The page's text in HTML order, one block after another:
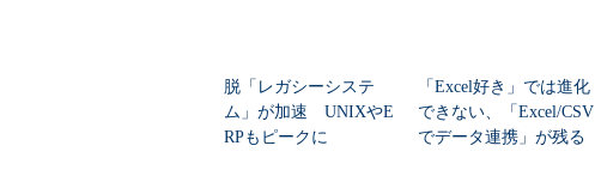
脱「レガシーシステ
ム」が加速 UNIXやE
RPもピークに
「Excel好き」では進化
できない、「Excel/CSV
でデータ連携」が残る